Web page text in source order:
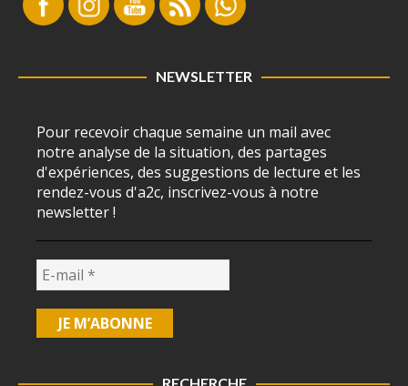
NEWSLETTER
Pour recevoir chaque semaine un mail avec
notre analyse de la situation, des partages
d'expériences, des suggestions de lecture et les
rendez-vous d'a2c, inscrivez-vous à notre
newsletter !